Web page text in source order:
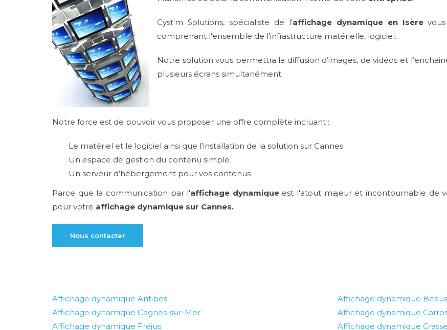
Cyst'm Solutions, spécialiste de l'affichage dynamique en Isèrevous
comprenant l'ensemble de l’infrastructure matérielle, logiciel.
Notre solution vous permettra la diffusion d’images, de vidéos et
plusieurs écrans simultanément.
Notre force est de pouvoir vous proposer une offre complète incluant :
Le matériel et le logiciel ainsi que l’installation de la solution sur Cannes
Un espace de gestion du contenu simple
Un serveur d’hébergement pour vos contenus
Parce que la communication par l'affichage dynamiqueest l'atout majeur et incontournable de
pour votre affichage dynamique sur Cannes.
Nous contacter
Affichage dynamique Antibes
Affichage dynamique
Affichage dynamique Cagnes-sur-Mer
Affichage dynamique
Affichage dynamique Fréjus
Affichage dynamique Grasse